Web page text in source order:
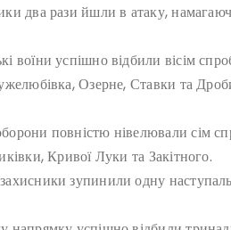
два рази йшли в атаку,
воїни успішно відбили вісім
Озерне, Ставки та
повністю нівелювали сім
Кривої Луки та Закітного.
зупинили одну